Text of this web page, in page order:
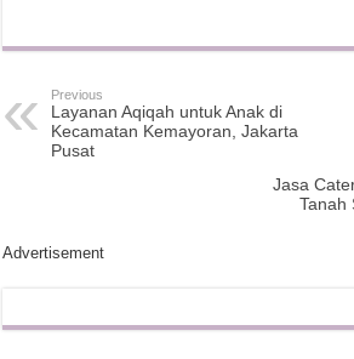
Previous
Layanan Aqiqah untuk Anak di
Kecamatan Kemayoran, Jakarta
Pusat
Jasa
Tanah
Advertisement